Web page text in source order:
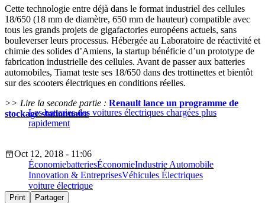
Cette technologie entre déjà dans le format industriel des cellules
18/650 (18 mm de diamètre, 650 mm de hauteur) compatible avec
tous les grands projets de gigafactories européens actuels, sans
bouleverser leurs processus. Hébergée au Laboratoire de réactivité et
chimie des solides d’Amiens, la startup bénéficie d’un prototype de
fabrication industrielle des cellules. Avant de passer aux batteries
automobiles, Tiamat teste ses 18/650 dans des trottinettes et bientôt
sur des scooters électriques en conditions réelles.
Les batteries des voitures électriques chargées plus
rapidement
>> Lire la seconde partie : Renault lance un programme de
stockage stationnaire
Oct 12, 2018 - 11:06
ÉconomiebatteriesÉconomieIndustrie Automobile
Innovation & EntreprisesVéhicules Électriques
voiture électrique
Print Partager